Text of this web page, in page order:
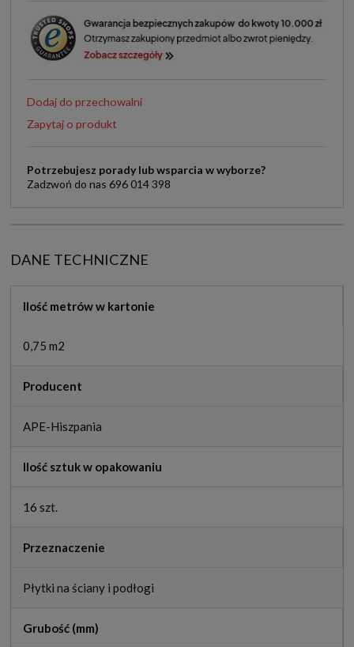
Dodaj do przechowalni
Zapytaj o produkt
Potrzebujesz porady lub wsparcia w wyborze?
Zadzwoń do nas 696 014 398
DANE TECHNICZNE
Ilość metrów w kartonie
0,75 m2
Producent
APE-Hiszpania
Ilość sztuk w opakowaniu
16 szt.
Przeznaczenie
Płytki na ściany i podłogi
Grubość (mm)